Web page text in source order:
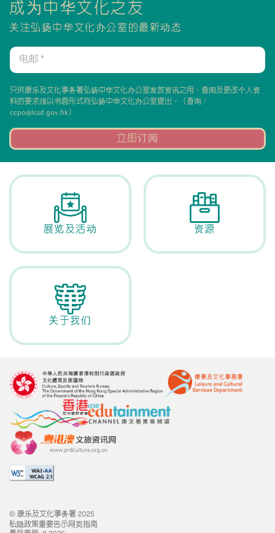
成为中华文化之友
关注弘扬中华文化办公室的最新动态
电
*
只供康乐及文化事务署弘扬中华文化办公室发放资讯之用。查阅及更改个人资
料的要求须以书面形式向弘扬中华文化办公室提出。（查询：
ccpo@lcsd.gov.hk）
立即订阅
展览及活动 资源
关于我们
© 康乐及文化事务署 2025
私隐政策重要告示网页指南